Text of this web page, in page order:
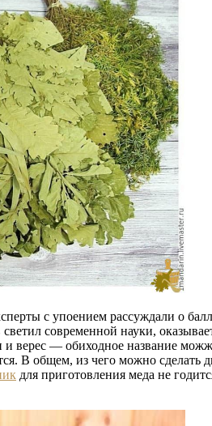
с упоением рассуждали о
современной науки,
верес — обиходное название
В общем, из чего можно
для приготовления меда не